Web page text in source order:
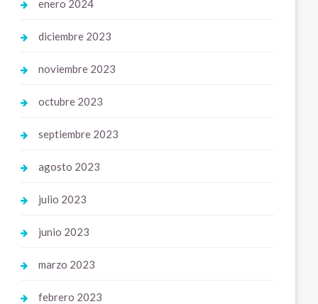
enero 2024
diciembre 2023
noviembre 2023
octubre 2023
septiembre 2023
agosto 2023
julio 2023
junio 2023
marzo 2023
febrero 2023